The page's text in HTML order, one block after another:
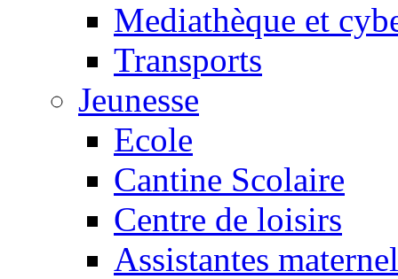
Mediathèque et
Transports
Jeunesse
Ecole
Cantine Scolaire
Centre de loisirs
Assistantes